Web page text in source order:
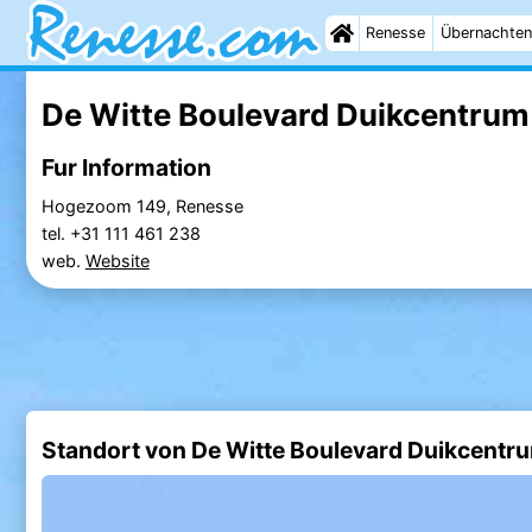
Renesse Übernachten
De Witte Boulevard
Fur Information
Hogezoom 149, Renesse
tel. +31 111 461 238
web. Website
Standort von De Witte Boulevard